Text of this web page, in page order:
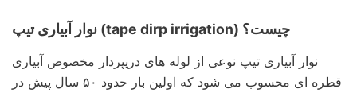
نوار آبیاری تیپ (tape dirp irrigation) چیست؟
نوار آبیاری تیپ نوعی از لوله های دریپردار مخصوص آبیاری
قطره ای محسوب می شود که اولین بار حدود ۵۰ سال پیش در